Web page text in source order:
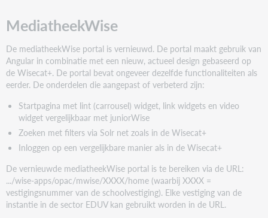
MediatheekWise
De mediatheekWise portal is vernieuwd. De portal maakt gebruik van
Angular in combinatie met een nieuw, actueel design gebaseerd op
de Wisecat+. De portal bevat ongeveer dezelfde functionaliteiten als
eerder. De onderdelen die aangepast of verbeterd zijn:
Startpagina met lint (carrousel) widget, link widgets en video
widget vergelijkbaar met juniorWise
Zoeken met filters via Solr net zoals in de Wisecat+
Inloggen op een vergelijkbare manier als in de Wisecat+
De vernieuwde mediatheekWise portal is te bereiken via de URL:
.../wise-apps/opac/mwise/XXXX/home (waarbij XXXX =
vestigingsnummer van de schoolvestiging). Elke vestiging van de
instantie in de sector EDUV kan gebruikt worden in de URL.